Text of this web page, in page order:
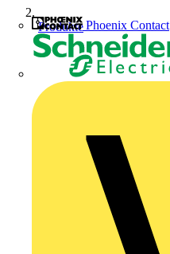
Phoenix Contact
Produkte